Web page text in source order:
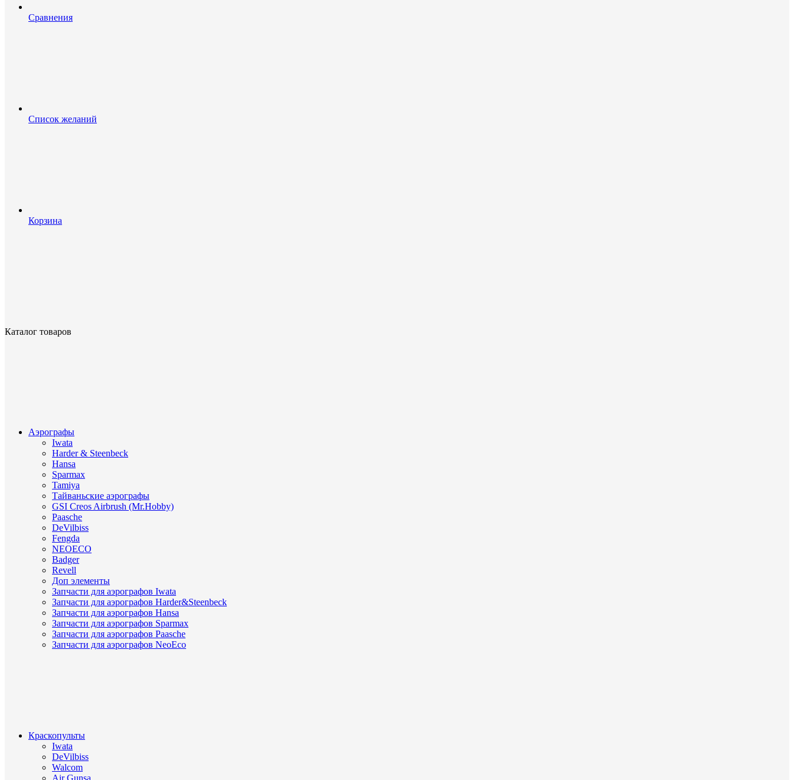
Сравнения
Список желаний
Корзина
Каталог товаров
Аэрографы
Iwata
Harder & Steenbeck
Hansa
Sparmax
Tamiya
Тайваньские аэрографы
GSI Creos Airbrush (Mr.Hobby)
Paasche
DeVilbiss
Fengda
NEOECO
Badger
Revell
Доп элементы
Запчасти для аэрографов Iwata
Запчасти для аэрографов Harder&Steenbeck
Запчасти для аэрографов Hansa
Запчасти для аэрографов Sparmax
Запчасти для аэрографов Paasche
Запчасти для аэрографов NeoEco
Краскопульты
Iwata
DeVilbiss
Walcom
Air Gunsa